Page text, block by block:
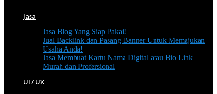
Jasa
Jasa Blog Yang Siap Pakai!
Jual Backlink dan Pasang Banner Untuk Memajukan
Usaha Anda!
Jasa Membuat Kartu Nama Digital atau Bio Link
Murah dan Profersional
UI / UX